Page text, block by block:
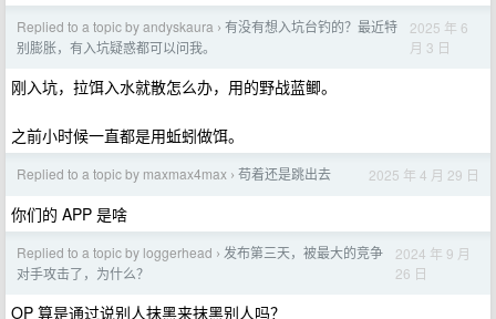
Replied to a topic by andyskaura › 有没有想入坑台钓的？最近特
别膨胀，有入坑疑惑都可以问我。
2025 年 6
月 3 日
刚入坑，拉饵入水就散怎么办，用的野战蓝鲫。
之前小时候一直都是用蚯蚓做饵。
Replied to a topic by maxmax4max › 苟着还是跳出去 2025 年 4 月 29 日
你们的 APP 是啥
Replied to a topic by loggerhead › 发布第三天，被最大的竞争
对手攻击了，为什么？
2024 年 9 月
26 日
OP 算是通过说别人抹黑来抹黑别人吗？